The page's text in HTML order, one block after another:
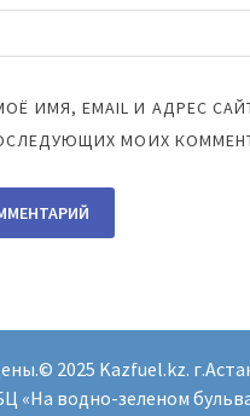
ИМЯ, EMAIL И АДРЕС
МОИХ
2025 Kazfuel.kz.
«На водно-зеленом